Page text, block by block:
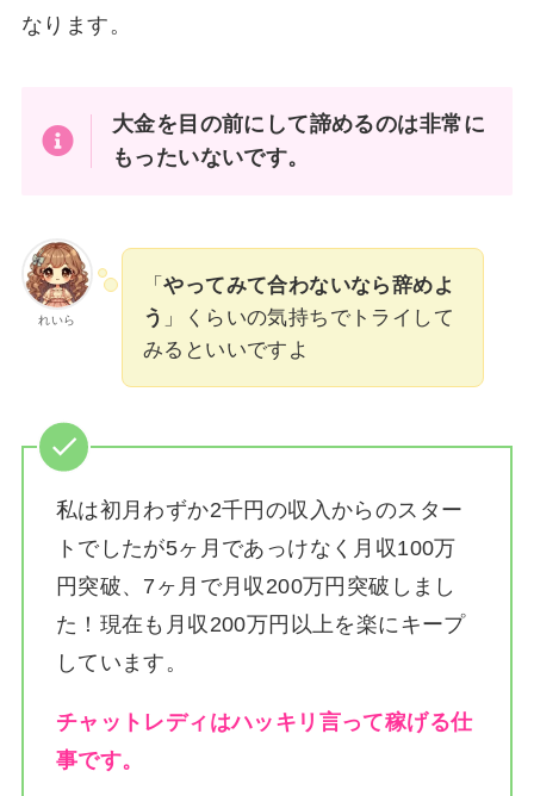
なります。
大金を目の前にして諦めるのは非常に
もったいないです。
れいら
「やってみて合わないなら辞めよ
う 」くらいの気持ちでトライして
みるといいですよ
私は初月わずか2千円の収入からのスター
トでしたが5ヶ月であっけなく月収100万
円突破、7ヶ月で月収200万円突破しまし
た！ 現在も月収200万円以上を楽にキープ
しています。
チャットレディはハッキリ言って稼げる仕
事です。